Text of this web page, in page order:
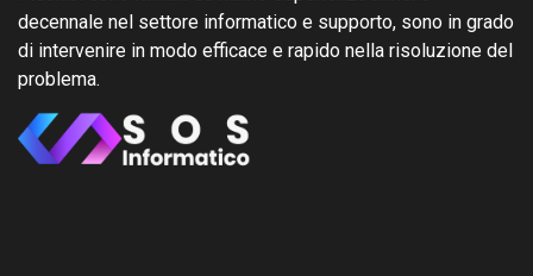
decennale nel settore informatico e supporto, sono in grado
di intervenire in modo efficace e rapido nella risoluzione del
problema.